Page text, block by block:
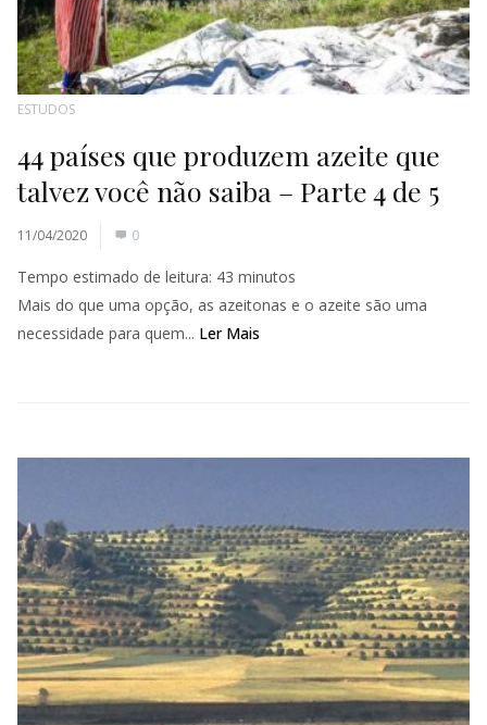
ESTUDOS
44 países que produzem azeite que
talvez você não saiba – Parte 4 de 5
11/04/2020 0
Tempo estimado de leitura: 43 minutos
Mais do que uma opção, as azeitonas e o azeite são uma
necessidade para quem... Ler Mais